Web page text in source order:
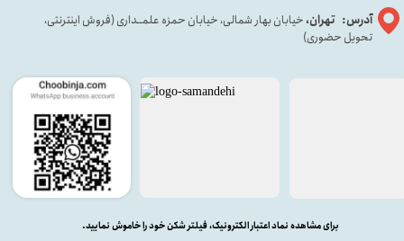
آدرس: تهران، خیابان بهار شمالی، خیابان حمزه علمــداری (فروش اینترنتی،
تحویل حضوری)
برای مشاهده نماد اعتبار الکترونیک، فیلتر شکن خود را خاموش نمایید.